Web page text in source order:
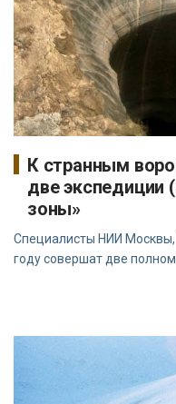
К странным
две экспедиции
зоны»
Специалисты НИИ Москвы,
году совершат две